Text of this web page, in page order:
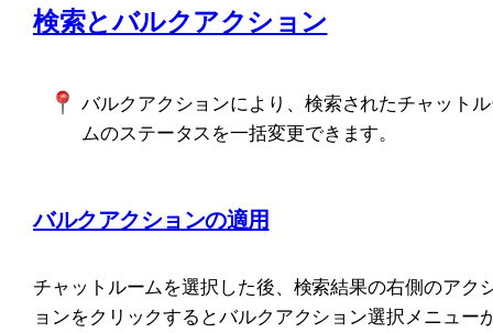
検索とバルクアクション
バルクアクションにより、検索されたチャット
ムのステータスを一括変更できます。
バルクアクションの適用
チャットルームを選択した後、検索結果の右側のアク
ョンをクリックするとバルクアクション選択メニュー